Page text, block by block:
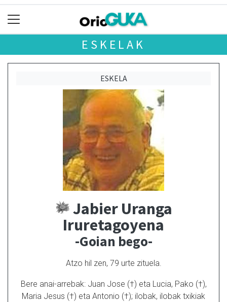
ESKELAK
ESKELA
Jabier Uranga
Iruretagoyena
-Goian bego-
Atzo hil zen, 79 urte zituela.
Bere anai-arrebak: Juan Jose (†) eta Lucia, Pako (†),
Maria Jesus (†) eta Antonio (†); ilobak, ilobak txikiak